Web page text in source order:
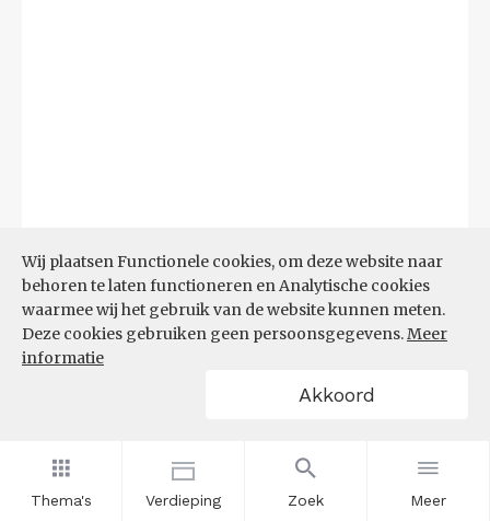
Thema's Verdieping Zoek Meer
Wij plaatsen Functionele cookies, om deze website naar
behoren te laten functioneren en Analytische cookies
waarmee wij het gebruik van de website kunnen meten.
Deze cookies gebruiken geen persoonsgegevens.Meer
informatie
Akkoord